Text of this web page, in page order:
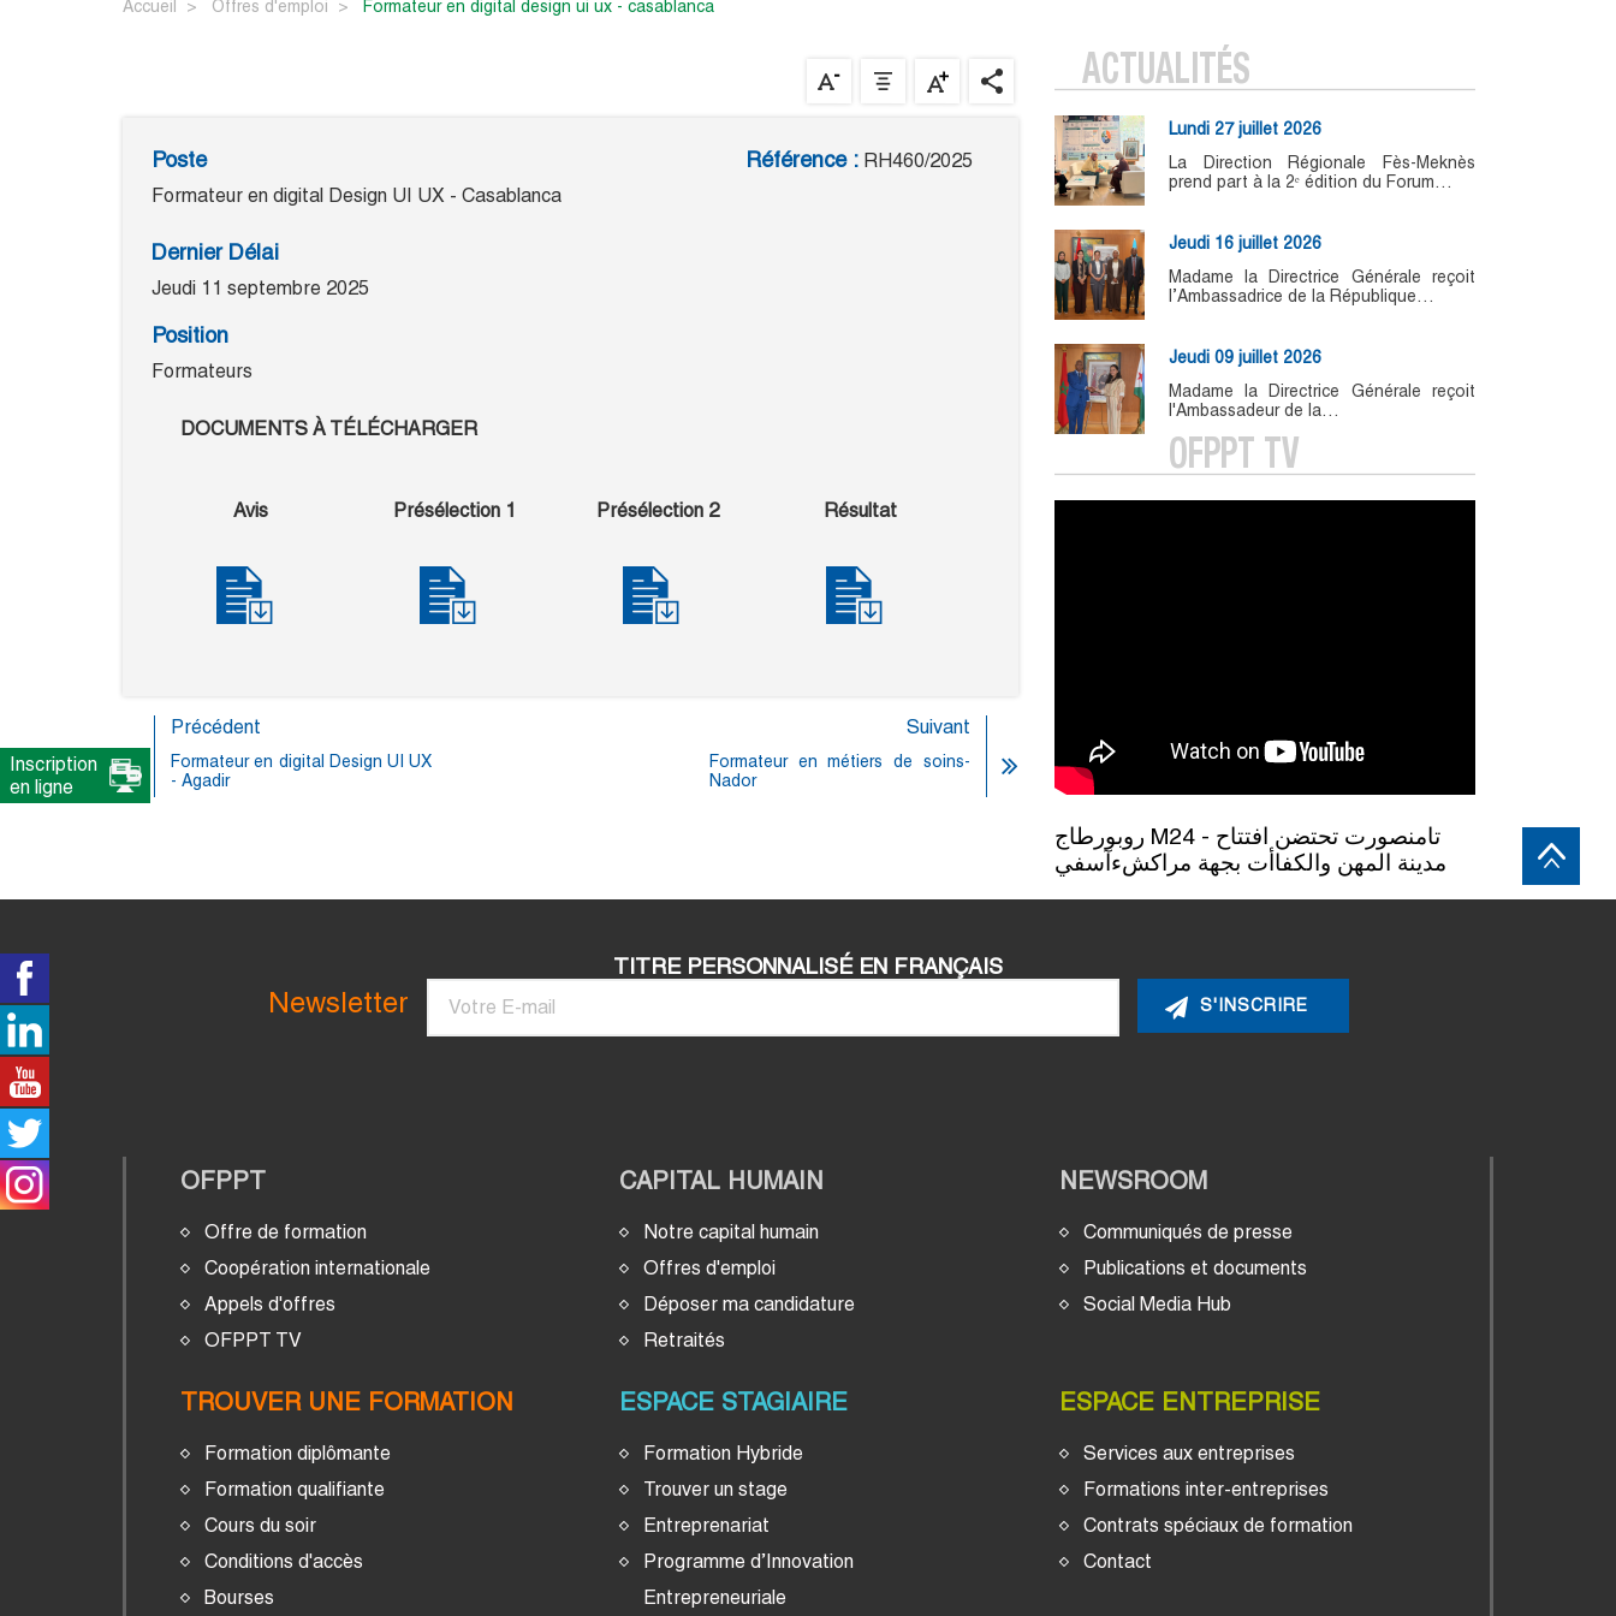
Accueil Offres d'emploi formateur en digital design ui ux - casablanca
Poste
Formateur en digital Design UI UX - Casablanca
Référence : RH460/2025
Dernier Délai
Jeudi 11 septembre 2025
Position
Formateurs
DOCUMENTS À TÉLÉCHARGER
Avis Présélection 1 Présélection 2 Résultat
Formateur en digital Design UI UX
- Agadir
Formateur en métiers de soins-
Nador
Précédent Suivant
ACTUALITÉS
Lundi 27 juillet 2026
La Direction Régionale Fès-Meknès
prend part à la 2ᵉ édition du Forum…
Jeudi 16 juillet 2026
Madame la Directrice Générale reçoit
l’Ambassadrice de la République…
Jeudi 09 juillet 2026
Madame la Directrice Générale reçoit
l'Ambassadeur de la…
OFPPT TV
روبورطاج M24 - تامنصورت تحتضن افتتاح
مدينة المهن والكفاأت بجهة مراكشءآسفي
TITRE PERSONNALISÉ EN FRANÇAIS
Newsletter
Courriel
OFPPT
Offre de formation
Coopération internationale
Appels d'offres
OFPPT TV
CAPITAL HUMAIN
Notre capital humain
Offres d'emploi
Déposer ma candidature
Retraités
NEWSROOM
Communiqués de presse
Publications et documents
Social Media Hub
TROUVER UNE FORMATION
Formation diplômante
Formation qualifiante
Cours du soir
Conditions d'accès
Bourses
ESPACE STAGIAIRE
Formation Hybride
Trouver un stage
Entreprenariat
Programme d’Innovation
Entrepreneuriale
ESPACE ENTREPRISE
Services aux entreprises
Formations inter-entreprises
Contrats spéciaux de formation
Contact
Inscription
en ligne